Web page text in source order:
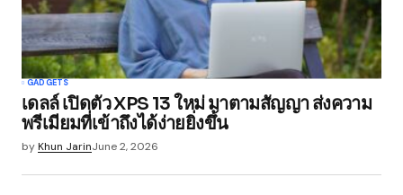
GADGETS
เดลล์ เปิดตัว XPS 13 ใหม่ มาตามสัญญา ส่งความ
พรีเมียมที่เข้าถึงได้ง่ายยิ่งขึ้น
byKhun JarinJune 2, 2026